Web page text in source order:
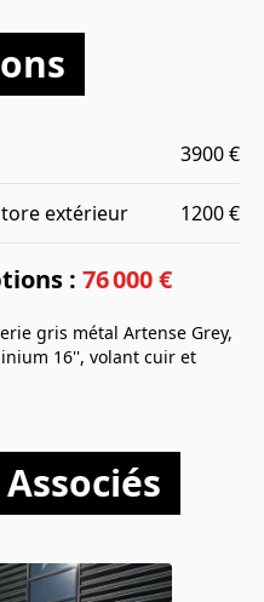
3900 €
extérieur 1200 €
: 76 000 €
gris métal Artense Grey,
16'', volant cuir et